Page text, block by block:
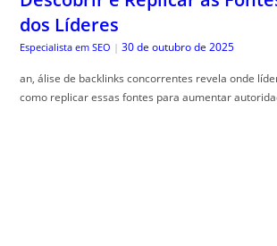
dos Líderes
Especialista em SEO | 30 de outubro de 2025
an, álise de backlinks concorrentes revela onde
como replicar essas fontes para aumentar